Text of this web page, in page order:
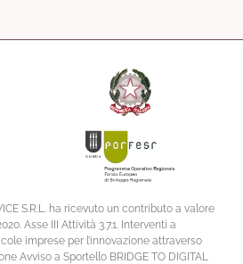
S.R.L. ha ricevuto un contributo a valore
Asse III Attività 3.7.1. Interventi a
imprese per l’innovazione attraverso
Avviso a Sportello BRIDGE TO DIGITAL